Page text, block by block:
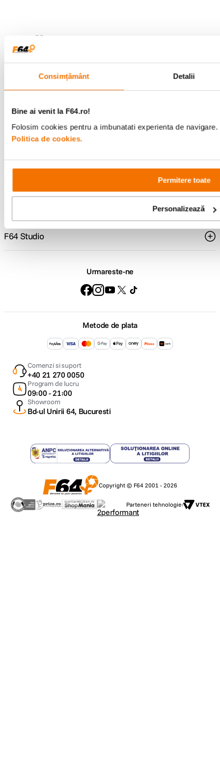
Consimțământ Detalii
Bine ai venit la F64.ro!
Folosim cookies pentru a imbunatati experienta de
Politica de cookies.
Permitere toate
Personalizează
F64 Studio
Urmareste-ne
Metode de plata
Comenzi si suport
+40 21 270 0050
Program de lucru
09:00 - 21:00
Showroom
Bd-ul Unirii 64, Bucuresti
Copyright © F64 2001 - 2026
Parteneri tehnologie: